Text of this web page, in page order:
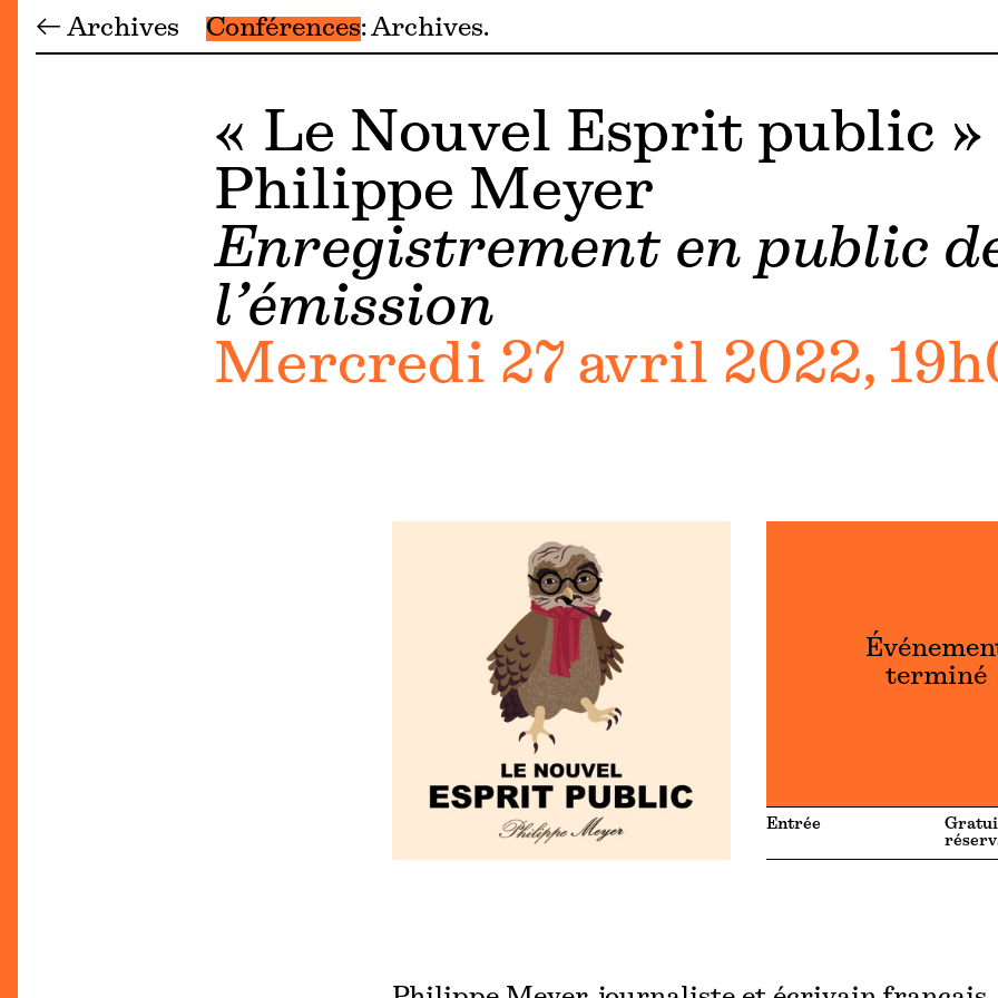
← Archives Conférences Archives
« Le Nouvel Esprit public »
Philippe Meyer
Enregistrement en public
l’émission
Mercredi 27 avril 2022,
terminé
Entrée